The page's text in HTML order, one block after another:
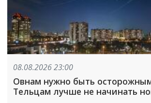
08.08.2026 23:00
Овнам нужно быть
Тельцам лучше не начинать